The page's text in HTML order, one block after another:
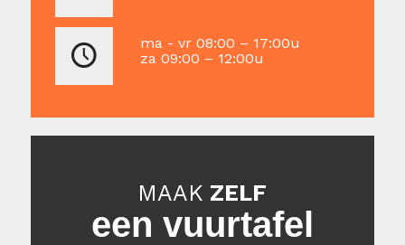
ma - vr 08:00 – 17:00u
za 09:00 – 12:00u
MAAK ZELF
een vuurtafel